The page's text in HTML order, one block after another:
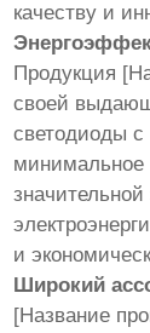
качеству и
Продукция
своей
светодиоды
минимальное
и
Широкий
[Название